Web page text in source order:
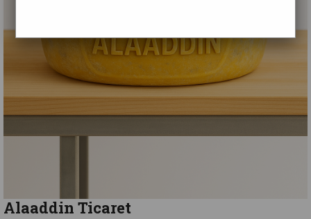
Alaaddin Ticaret